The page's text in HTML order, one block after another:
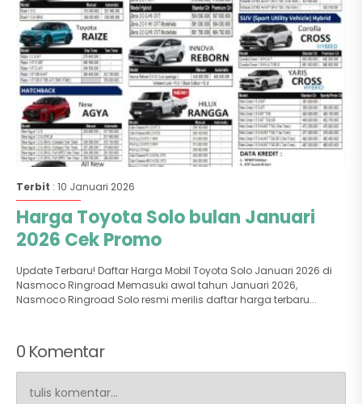
Terbit : 10 Januari 2026
Harga Toyota Solo bulan Januari
2026 Cek Promo
Update Terbaru! Daftar Harga Mobil Toyota Solo Januari 2026 di
Nasmoco Ringroad Memasuki awal tahun Januari 2026,
Nasmoco Ringroad Solo resmi merilis daftar harga terbaru...
0 Komentar